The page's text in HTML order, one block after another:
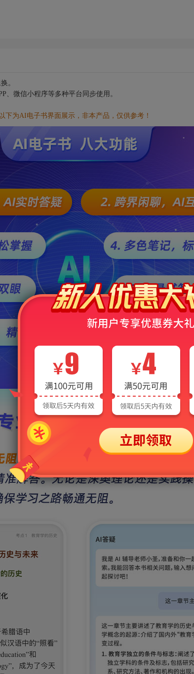
。
、微信小程序等多种平台同步使用。
以下为AI电子书界面展示，非本产品，仅供参考！